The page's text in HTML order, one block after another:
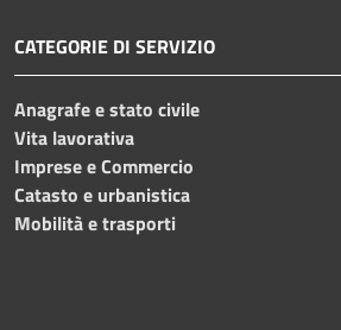
CATEGORIE DI SERVIZIO
Anagrafe e stato civile
Vita lavorativa
Imprese e Commercio
Catasto e urbanistica
Mobilità e trasporti